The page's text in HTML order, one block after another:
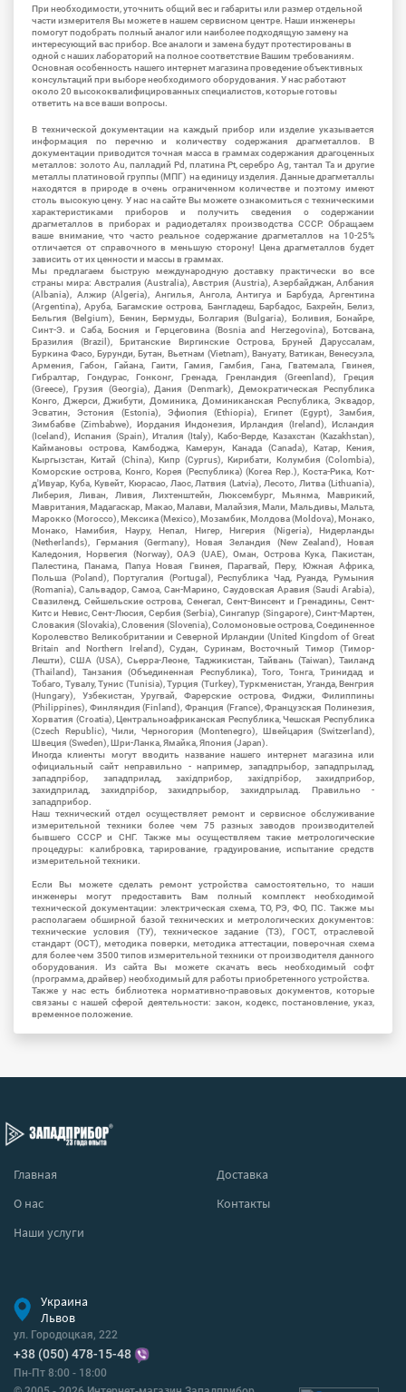
При необходимости, уточнить общий вес и габариты или размер отдельной
части измерителя Вы можете в нашем сервисном центре. Наши инженеры
помогут подобрать полный аналог или наиболее подходящую замену на
интересующий вас прибор. Все аналоги и замена будут протестированы в
одной с наших лабораторий на полное соответствие Вашим требованиям.
Основная особенность нашего интернет магазина проведение объективных
консультаций при выборе необходимого оборудования. У нас работают
около 20 высококвалифицированных специалистов, которые готовы
ответить на все ваши вопросы.
В технической документации на каждый прибор или изделие указывается
информация по перечню и количеству содержания драгметаллов. В
документации приводится точная масса в граммах содержания драгоценных
металлов: золото Au, палладий Pd, платина Pt, серебро Ag, тантал Ta и другие
металлы платиновой группы (МПГ) на единицу изделия. Данные драгметаллы
находятся в природе в очень ограниченном количестве и поэтому имеют
столь высокую цену. У нас на сайте Вы можете ознакомиться с техническими
характеристиками приборов и получить сведения о содержании
драгметаллов в приборах и радиодеталях производства СССР. Обращаем
ваше внимание, что часто реальное содержание драгметаллов на 10-25%
отличается от справочного в меньшую сторону! Цена драгметаллов будет
зависить от их ценности и массы в граммах.
Мы предлагаем быструю международную доставку практически во все
страны мира: Австралия (Australia), Австрия (Austria), Азербайджан, Албания
(Albania), Алжир (Algeria), Ангилья, Ангола, Антигуа и Барбуда, Аргентина
(Argentina), Аруба, Багамские острова, Бангладеш, Барбадос, Бахрейн, Белиз,
Бельгия (Belgium), Бенин, Бермуды, Болгария (Bulgaria), Боливия, Бонайре,
Синт-Э. и Саба, Босния и Герцеговина (Bosnia and Herzegovina), Ботсвана,
Бразилия (Brazil), Британские Виргинские Острова, Бруней Даруссалам,
Буркина Фасо, Бурунди, Бутан, Вьетнам (Vietnam), Вануату, Ватикан, Венесуэла,
Армения, Габон, Гайана, Гаити, Гамия, Гамбия, Гана, Гватемала, Гвинея,
Гибралтар, Гондурас, Гонконг, Гренада, Гренландия (Greenland), Греция
(Greece), Грузия (Georgia), Дания (Denmark), Демократическая Республика
Конго, Джерси, Джибути, Доминика, Доминиканская Республика, Эквадор,
Эсватин, Эстония (Estonia), Эфиопия (Ethiopia), Египет (Egypt), Замбия,
Зимбабве (Zimbabwe), Иордания Индонезия, Ирландия (Ireland), Исландия
(Iceland), Испания (Spain), Италия (Italy), Кабо-Верде, Казахстан (Kazakhstan),
Каймановы острова, Камбоджа, Камерун, Канада (Canada), Катар, Кения,
Кыргызстан, Китай (China), Кипр (Cyprus), Кирибати, Колумбия (Colombia),
Коморские острова, Конго, Корея (Республика) (Korea Rep.), Коста-Рика, Кот-
д'Ивуар, Куба, Кувейт, Кюрасао, Лаос, Латвия (Latvia), Лесото, Литва (Lithuania),
Либерия, Ливан, Ливия, Лихтенштейн, Люксембург, Мьянма, Маврикий,
Мавритания, Мадагаскар, Макао, Малави, Малайзия, Мали, Мальдивы, Мальта,
Марокко (Morocco), Мексика (Mexico), Мозамбик, Молдова (Moldova), Монако,
Монако, Намибия, Науру, Непал, Нигер, Нигерия (Nigeria), Нидерланды
(Netherlands), Германия (Germany), Новая Зеландия (New Zealand), Новая
Каледония, Норвегия (Norway), ОАЭ (UAE), Оман, Острова Кука, Пакистан,
Палестина, Панама, Папуа Новая Гвинея, Парагвай, Перу, Южная Африка,
Польша (Poland), Португалия (Portugal), Республика Чад, Руанда, Румыния
(Romania), Сальвадор, Самоа, Сан-Марино, Саудовская Аравия (Saudi Arabia),
Свазиленд, Сейшельские острова, Сенегал, Сент-Винсент и Гренадины, Сент-
Китс и Невис, Сент-Люсия, Сербия (Serbia), Сингапур (Singapore), Синт-Мартен,
Словакия (Slovakia), Словения (Slovenia), Соломоновые острова, Соединенное
Королевство Великобритании и Северной Ирландии (United Kingdom of Great
Britain and Northern Ireland), Судан, Суринам, Восточный Тимор (Тимор-
Лешти), США (USA), Сьерра-Леоне, Таджикистан, Тайвань (Taiwan), Таиланд
(Thailand), Танзания (Объединенная Республика), Того, Тонга, Тринидад и
Тобаго, Тувалу, Тунис (Tunisia), Турция (Turkey), Туркменистан, Уганда, Венгрия
(Hungary), Узбекистан, Уругвай, Фарерские острова, Фиджи, Филиппины
(Philippines), Финляндия (Finland), Франция (France), Французская Полинезия,
Хорватия (Croatia), Центральноафриканская Республика, Чешская Республика
(Czech Republic), Чили, Черногория (Montenegro), Швейцария (Switzerland),
Швеция (Sweden), Шри-Ланка, Ямайка, Япония (Japan).
Иногда клиенты могут вводить название нашего интернет магазина или
официальный сайт неправильно - например, западпрыбор, западпрылад,
западпрібор, западприлад, західприбор, західпрібор, захидприбор,
захидприлад, захидпрібор, захидпрыбор, захидпрылад. Правильно -
западприбор.
Наш технический отдел осуществляет ремонт и сервисное обслуживание
измерительной техники более чем 75 разных заводов производителей
бывшего СССР и СНГ. Также мы осуществляем такие метрологические
процедуры: калибровка, тарирование, градуирование, испытание средств
измерительной техники.
Если Вы можете сделать ремонт устройства самостоятельно, то наши
инженеры могут предоставить Вам полный комплект необходимой
технической документации: электрическая схема, ТО, РЭ, ФО, ПС. Также мы
располагаем обширной базой технических и метрологических документов:
технические условия (ТУ), техническое задание (ТЗ), ГОСТ, отраслевой
стандарт (ОСТ), методика поверки, методика аттестации, поверочная схема
для более чем 3500 типов измерительной техники от производителя данного
оборудования. Из сайта Вы можете скачать весь необходимый софт
(программа, драйвер) необходимый для работы приобретенного устройства.
Также у нас есть библиотека нормативно-правовых документов, которые
связаны с нашей сферой деятельности: закон, кодекс, постановление, указ,
временное положение.
Главная
Доставка
О нас
Контакты
Наши услуги
Украина
Львов
ул. Городоцкая, 222
+38 (050) 478-15-48
Пн-Пт 8:00 - 18:00